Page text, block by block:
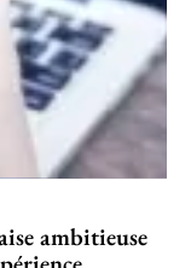
ambitieuse